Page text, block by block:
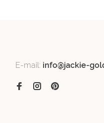
E-mail: info@jackie-